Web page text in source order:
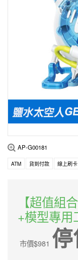
AP-G00181
ATM 貨到付款 線上刷卡
【超值組
+模型專用
市價$981